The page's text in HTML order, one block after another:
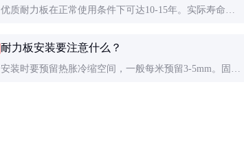
优质耐力板在正常使用条件下可达10-15年。实际寿命受
耐力板安装要注意什么？
安装时要预留热胀冷缩空间，一般每米预留3-5mm。固定